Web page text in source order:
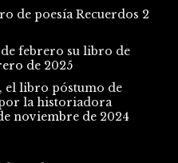
de poesía Recuerdos 2
febrero su libro de
de 2025
el libro póstumo de
por la historiadora
noviembre de 2024